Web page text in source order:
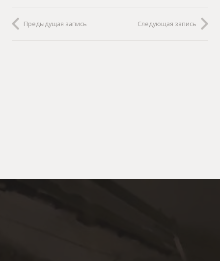
Предыдущая запись Следующая запись